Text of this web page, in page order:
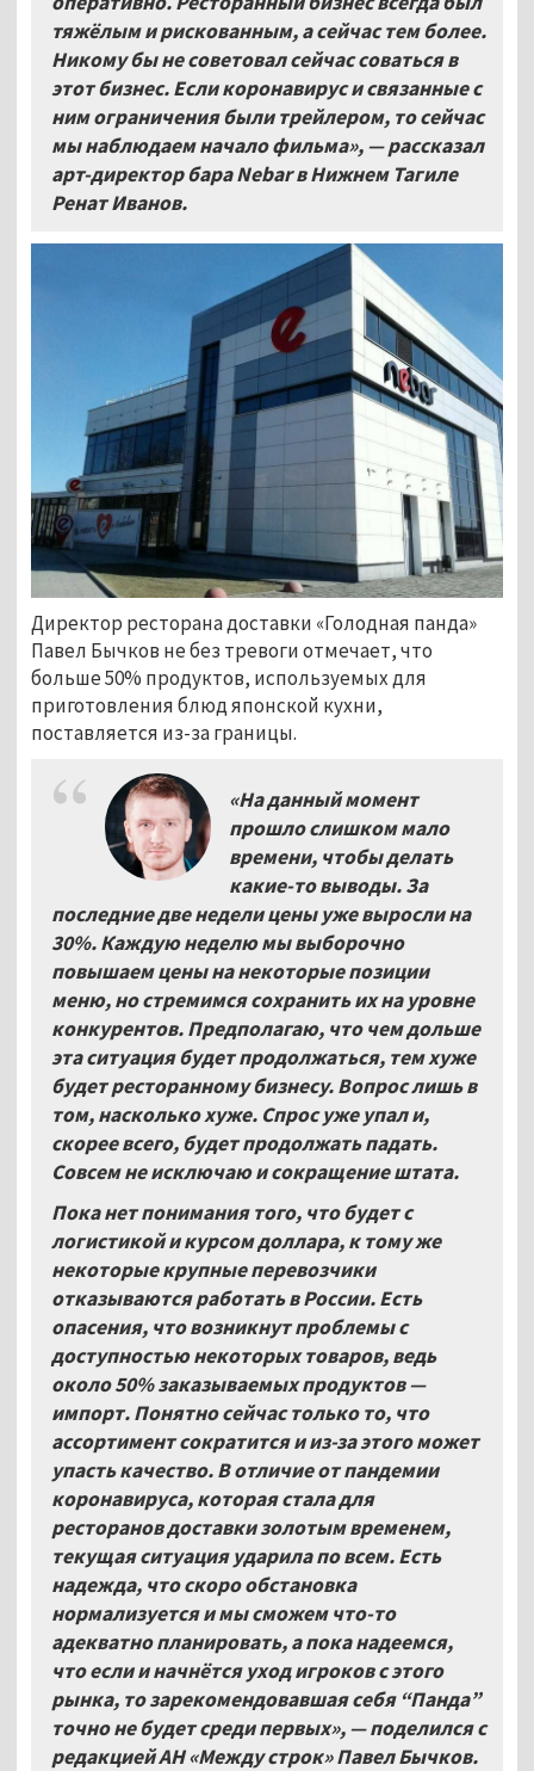
тяжёлым и рискованным, а сейчас тем более.
Никому бы не советовал сейчас соваться в
этот бизнес. Если коронавирус и связанные с
ним ограничения были трейлером, то сейчас
мы наблюдаем начало фильма», — рассказал
арт-директор бара Nebar в Нижнем Тагиле
Ренат Иванов.
Директор ресторана доставки «Голодная панда»
Павел Бычков не без тревоги отмечает, что
больше 50% продуктов, используемых для
приготовления блюд японской кухни,
поставляется из-за границы.
«На данный момент
прошло слишком мало
времени, чтобы делать
какие-то выводы. За
последние две недели цены уже выросли на
30%. Каждую неделю мы выборочно
повышаем цены на некоторые позиции
меню, но стремимся сохранить их на уровне
конкурентов. Предполагаю, что чем дольше
эта ситуация будет продолжаться, тем хуже
будет ресторанному бизнесу. Вопрос лишь в
том, насколько хуже. Спрос уже упал и,
скорее всего, будет продолжать падать.
Совсем не исключаю и сокращение штата.
Пока нет понимания того, что будет с
логистикой и курсом доллара, к тому же
некоторые крупные перевозчики
отказываются работать в России. Есть
опасения, что возникнут проблемы с
доступностью некоторых товаров, ведь
около 50% заказываемых продуктов —
импорт. Понятно сейчас только то, что
ассортимент сократится и из-за этого может
упасть качество. В отличие от пандемии
коронавируса, которая стала для
ресторанов доставки золотым временем,
текущая ситуация ударила по всем. Есть
надежда, что скоро обстановка
нормализуется и мы сможем что-то
адекватно планировать, а пока надеемся,
что если и начнётся уход игроков с этого
рынка, то зарекомендовавшая себя “Панда”
точно не будет среди первых», — поделился с
редакцией АН «Между строк» Павел Бычков.